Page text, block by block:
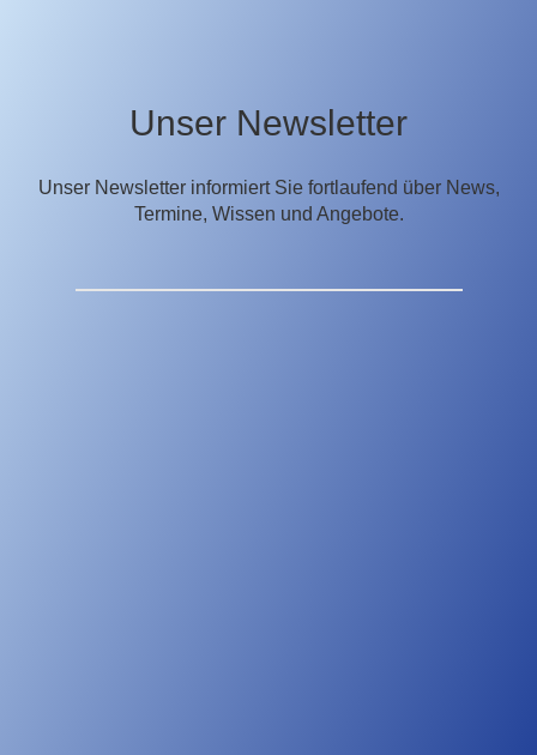
Unser Newsletter
Unser Newsletter informiert Sie fortlaufend über News,
Termine, Wissen und Angebote.